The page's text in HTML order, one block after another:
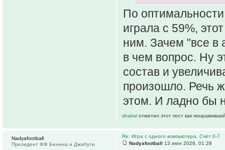
По
играла с 59%,
ним. Зачем "все в
в чем вопрос. Ну
состав и
произошло. Речь
этом. И ладно бы
shakal отметил этот пост как
Re: Игра с одного компьютера. Счёт 0-7.
Nadyafootball
13 июн 2026, 01:28
Nadyafootball
Президент ФФ Бенина и Джибути